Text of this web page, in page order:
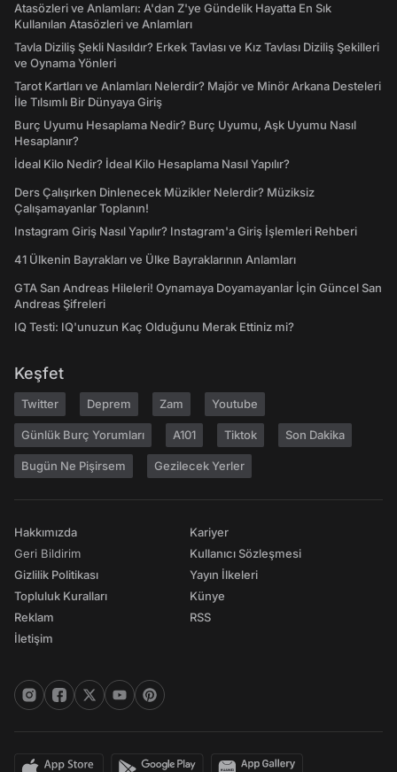
Atasözleri ve Anlamları: A'dan Z'ye Gündelik Hayatta En Sık
Kullanılan Atasözleri ve Anlamları
Tavla Diziliş Şekli Nasıldır? Erkek Tavlası ve Kız Tavlası Diziliş Şekilleri
ve Oynama Yönleri
Tarot Kartları ve Anlamları Nelerdir? Majör ve Minör Arkana Desteleri
İle Tılsımlı Bir Dünyaya Giriş
Burç Uyumu Hesaplama Nedir? Burç Uyumu, Aşk Uyumu Nasıl
Hesaplanır?
İdeal Kilo Nedir? İdeal Kilo Hesaplama Nasıl Yapılır?
Ders Çalışırken Dinlenecek Müzikler Nelerdir? Müziksiz
Çalışamayanlar Toplanın!
Instagram Giriş Nasıl Yapılır? Instagram'a Giriş İşlemleri Rehberi
41 Ülkenin Bayrakları ve Ülke Bayraklarının Anlamları
GTA San Andreas Hileleri! Oynamaya Doyamayanlar İçin Güncel San
Andreas Şifreleri
IQ Testi: IQ'unuzun Kaç Olduğunu Merak Ettiniz mi?
Keşfet
Twitter Deprem Zam Youtube
Günlük Burç Yorumları A101 Tiktok Son Dakika
Bugün Ne Pişirsem Gezilecek Yerler
Hakkımızda
Geri Bildirim
Gizlilik Politikası
Topluluk Kuralları
Reklam
İletişim
Kariyer
Kullanıcı Sözleşmesi
Yayın İlkeleri
Künye
RSS